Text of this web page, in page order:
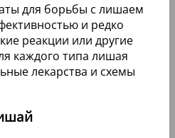
для борьбы с лишаем
и редко
реакции или другие
каждого типа лишая
лекарства и схемы